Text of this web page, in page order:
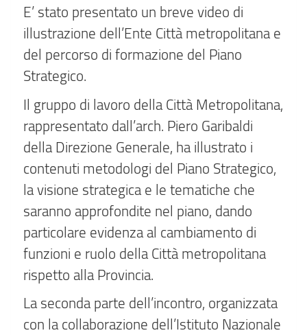
E’ stato presentato un breve video di
illustrazione dell’Ente Città metropolitana e
del percorso di formazione del Piano
Strategico.
Il gruppo di lavoro della Città Metropolitana,
rappresentato dall’arch. Piero Garibaldi
della Direzione Generale, ha illustrato i
contenuti metodologi del Piano Strategico,
la visione strategica e le tematiche che
saranno approfondite nel piano, dando
particolare evidenza al cambiamento di
funzioni e ruolo della Città metropolitana
rispetto alla Provincia.
La seconda parte dell’incontro, organizzata
con la collaborazione dell’Istituto Nazionale